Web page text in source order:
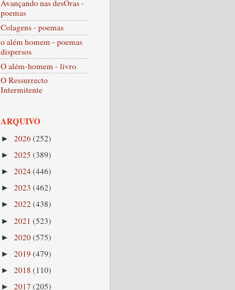
Avançando nas desOras -
poemas
Colagens - poemas
o além homem - poemas
dispersos
O além-homem - livro
O Ressurrecto
Intermitente
ARQUIVO
► 2026(252)
► 2025 (389)
► 2024(446)
► 2023 (462)
► 2022(438)
► 2021 (523)
► 2020(575)
► 2019(479)
► 2018 (110)
► 2017 (205)